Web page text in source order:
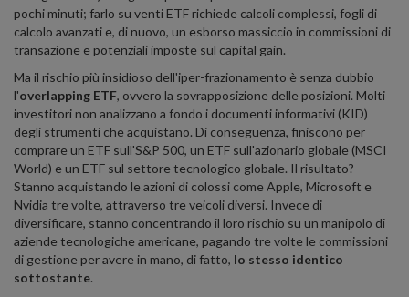
pochi minuti; farlo su venti ETF richiede calcoli complessi, fogli di
calcolo avanzati e, di nuovo, un esborso massiccio in commissioni di
transazione e potenziali imposte sul capital gain.
Ma il rischio più insidioso dell'iper-frazionamento è senza dubbio
l'overlapping ETF, ovvero la sovrapposizione delle posizioni. Molti
investitori non analizzano a fondo i documenti informativi (KID)
degli strumenti che acquistano. Di conseguenza, finiscono per
comprare un ETF sull'S&P 500, un ETF sull'azionario globale (MSCI
World) e un ETF sul settore tecnologico globale. Il risultato?
Stanno acquistando le azioni di colossi come Apple, Microsoft e
Nvidia tre volte, attraverso tre veicoli diversi. Invece di
diversificare, stanno concentrando il loro rischio su un manipolo di
aziende tecnologiche americane, pagando tre volte le commissioni
di gestione per avere in mano, di fatto, lo stesso identico
sottostante.